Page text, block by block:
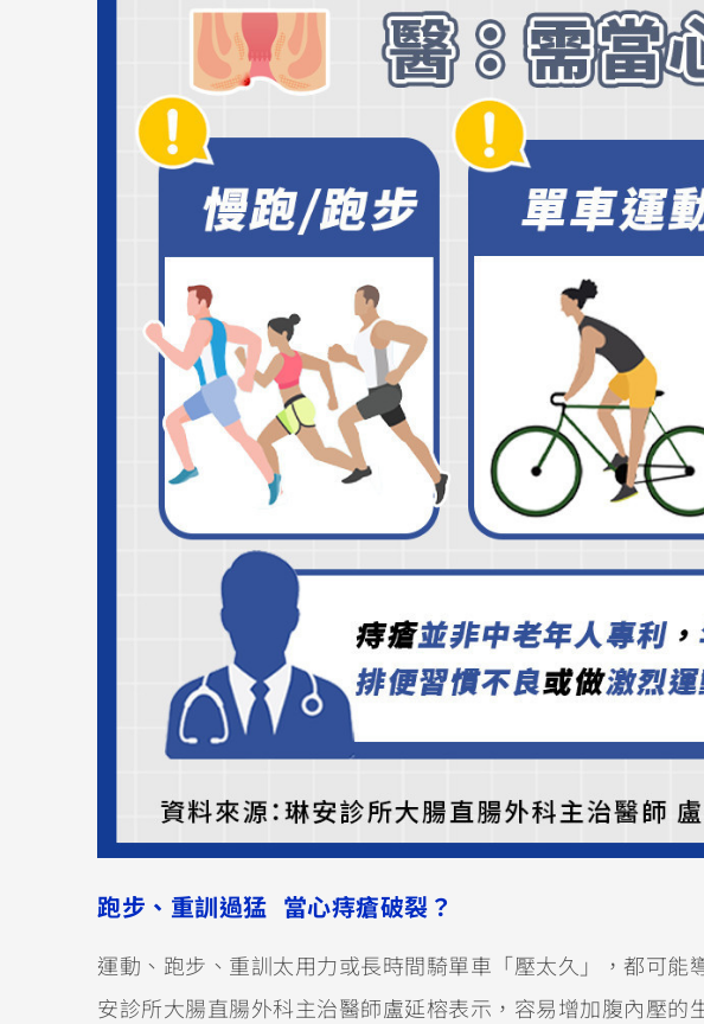
跑步、重訓過猛 當心痔瘡破裂？
運動、跑步、重訓太用力或長時間騎單車「壓太久」，都可能
安診所大腸直腸外科主治醫師盧延榕表示，容易增加腹內壓的